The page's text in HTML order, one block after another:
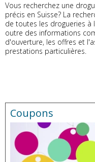
Vous recherchez une
précis en Suisse? La
de toutes les drogueries à
outre des informations
d'ouverture, les offres et
prestations particulières.
Coupons